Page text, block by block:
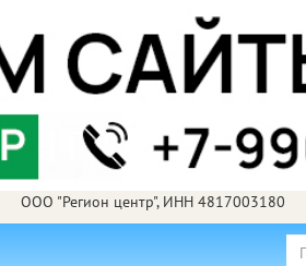
ООО "Регион центр", ИНН 4817003180